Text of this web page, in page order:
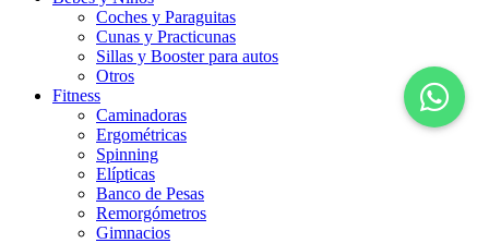
Coches y Paraguitas
Cunas y Practicunas
Sillas y Booster para autos
Otros
Fitness
Caminadoras
Ergométricas
Spinning
Elípticas
Banco de Pesas
Remorgómetros
Gimnacios